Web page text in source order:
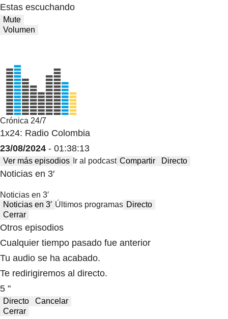
Estas escuchando
Mute
Volumen
Crónica 24/7
1x24: Radio Colombia
23/08/2024 - 01:38:13
Ver más episodios Ir al podcast Compartir Directo
Noticias en 3′
Noticias en 3′
Noticias en 3′ Últimos programas Directo
Cerrar
Otros episodios
Cualquier tiempo pasado fue anterior
Tu audio se ha acabado.
Te redirigiremos al directo.
5 "
Directo
Cancelar
Cerrar